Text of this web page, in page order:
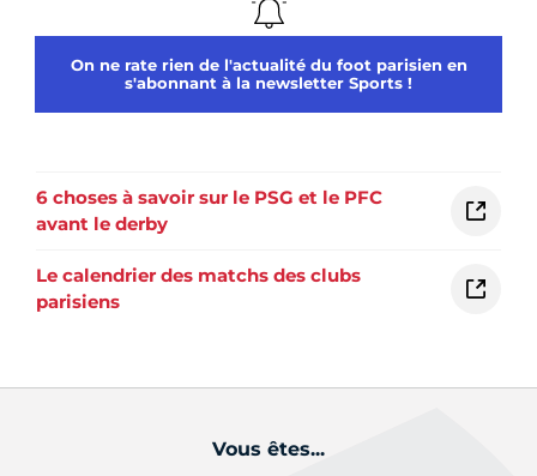
On ne rate rien de l'actualité du foot parisien en
s'abonnant à la newsletter Sports !
6 choses à savoir sur le PSG et le PFC
avant le derby
Le calendrier des matchs des clubs
parisiens
Vous êtes...